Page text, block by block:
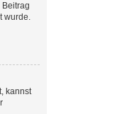
wurde.
kannst